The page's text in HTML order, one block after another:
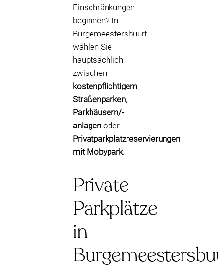
Einschränkungen
beginnen? In
Burgemeestersbuurt
wählen Sie
hauptsächlich
zwischen
kostenpflichtigem
Straßenparken,
Parkhäusern/-
anlagen oder
Privatparkplatzreservierungen
mit Mobypark.
Private
Parkplätze
in